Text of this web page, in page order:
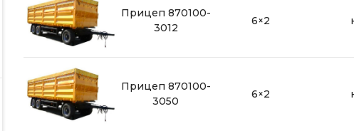
Прицеп 870100-
3012
6×2
Прицеп 870100-
3050
6×2